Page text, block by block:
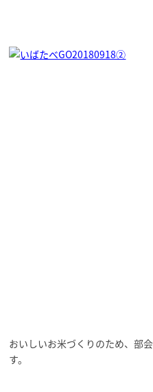
おいしいお米づくりのため、部
す。